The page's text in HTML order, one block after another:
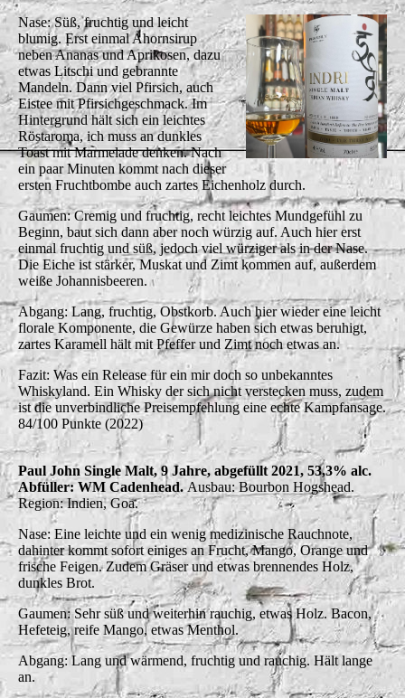
Nase: Süß, fruchtig und leicht
blumig. Erst einmal Ahornsirup
neben Ananas und Aprikosen, dazu
etwas Litschi und gebrannte
Mandeln. Dann viel Pfirsich, auch
Eistee mit Pfirsichgeschmack. Im
Hintergrund hält sich ein leichtes
Röstaroma, ich muss an dunkles
Toast mit Marmelade denken. Nach
ein paar Minuten kommt nach dieser
ersten Fruchtbombe auch zartes Eichenholz durch.
Gaumen: Cremig und fruchtig, recht leichtes Mundgefühl zu
Beginn, baut sich dann aber noch würzig auf. Auch hier erst
einmal fruchtig und süß, jedoch viel würziger als in der Nase.
Die Eiche ist stärker, Muskat und Zimt kommen auf, außerdem
weiße Johannisbeeren.
Abgang: Lang, fruchtig, Obstkorb. Auch hier wieder eine leicht
florale Komponente, die Gewürze haben sich etwas beruhigt,
zartes Karamell hält mit Pfeffer und Zimt noch etwas an.
Fazit: Was ein Release für ein mir doch so unbekanntes
Whiskyland. Ein Whisky der sich nicht verstecken muss, zudem
ist die unverbindliche Preisempfehlung eine echte Kampfansage.
84/100 Punkte (2022)
Paul John Single Malt, 9 Jahre, abgefüllt 2021, 53,3% alc.
Abfüller: WM Cadenhead.Ausbau: Bourbon Hogshead.
Region: Indien, Goa.
Nase: Eine leichte und ein wenig medizinische Rauchnote,
dahinter kommt sofort einiges an Frucht, Mango, Orange und
frische Feigen. Zudem Gräser und etwas brennendes Holz,
dunkles Brot.
Gaumen: Sehr süß und weiterhin rauchig, etwas Holz. Bacon,
Hefeteig, reife Mango, etwas Menthol.
Abgang: Lang und wärmend, fruchtig und rauchig. Hält lange
an.